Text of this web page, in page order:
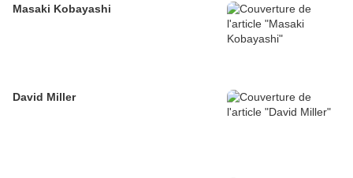
Masaki Kobayashi
David Miller